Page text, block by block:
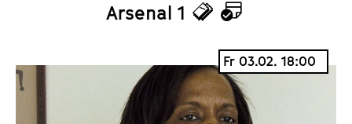
Arsenal 1
T
c
k
K
a
l
e
Fr 03.02. 18:00